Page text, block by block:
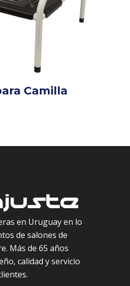
Camilla
en Uruguay en lo
de salones de
Más de 65 años
calidad y servicio